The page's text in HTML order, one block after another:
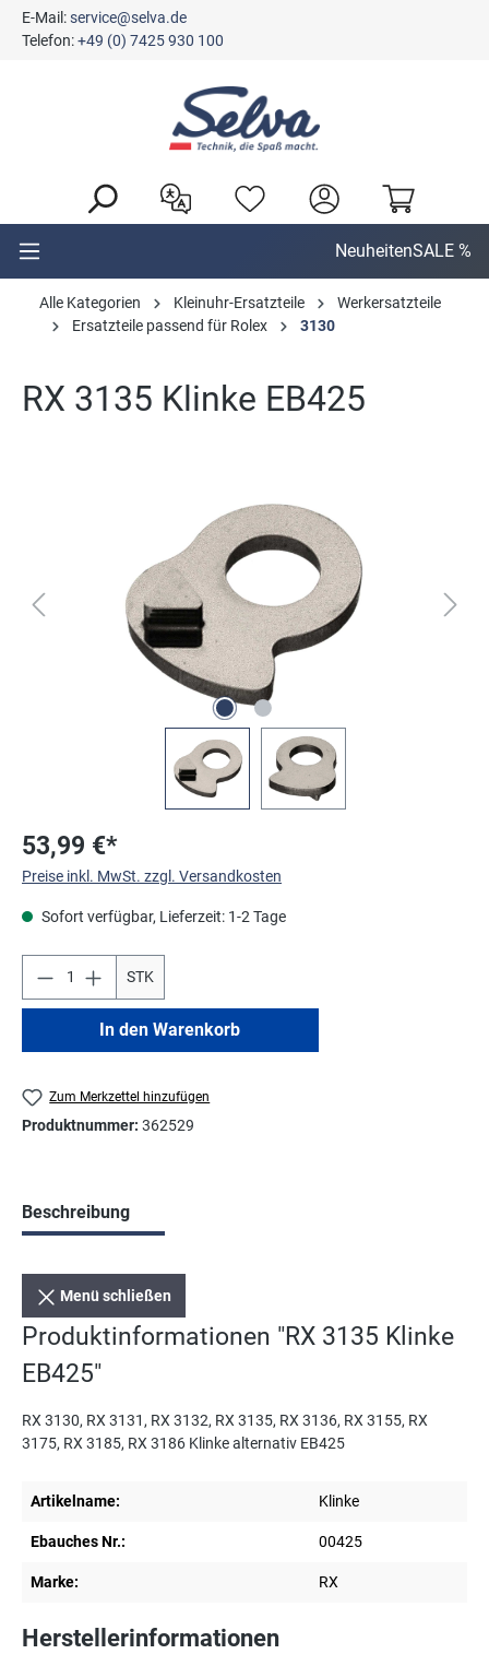
springen
E-Mail:service@selva.de
Telefon:+49 (0) 7425 930 100
NeuheitenSALE %
Alle Kategorien Kleinuhr-Ersatzteile
Werkersatzteile
Ersatzteile passend für Rolex
3130
RX 3135 Klinke EB425
53,99 €*
Preise inkl. MwSt. zzgl. Versandkosten
Sofort verfügbar, Lieferzeit: 1-2 Tage
STK
In den Warenkorb
Zum Merkzettel hinzufügen
Produktnummer: 362529
Beschreibung
Menü schließen
Produktinformationen "RX 3135 Klinke
EB425"
RX 3130, RX 3131, RX 3132, RX 3135, RX 3136, RX 3155, RX
3175, RX 3185, RX 3186 Klinke alternativ EB425
Artikelname: Klinke
Ebauches Nr.: 00425
Marke: RX
Herstellerinformationen